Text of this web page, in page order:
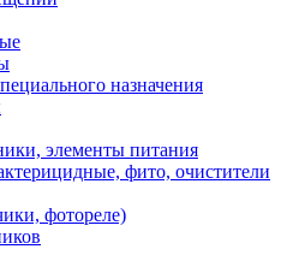
назначения
элементы питания
фито, очистители
фотореле)